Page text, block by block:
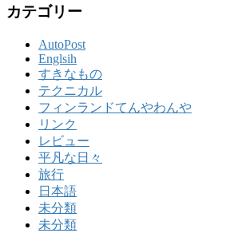
カテゴリー
AutoPost
Englsih
すきなもの
テクニカル
フィンランドてんやわんや
リンク
レビュー
平凡な日々
旅行
日本語
未分類
未分類